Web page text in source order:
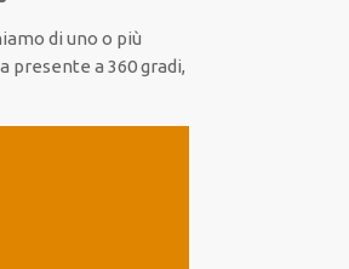
di uno o più
presente a 360 gradi,